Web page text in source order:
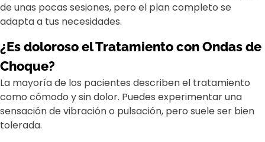
de unas pocas sesiones, pero el plan completo se
adapta a tus necesidades.
¿Es doloroso el Tratamiento con Ondas de
Choque?
La mayoría de los pacientes describen el tratamiento
como cómodo y sin dolor. Puedes experimentar una
sensación de vibración o pulsación, pero suele ser bien
tolerada.